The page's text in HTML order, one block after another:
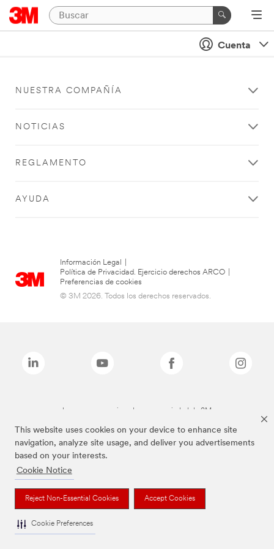
This website uses cookies on your device to enhance site
navigation, analyze site usage, and deliver you advertisements
based on your interests.
Cookie Notice
Reject Non-Essential Cookies Accept Cookies
Cookie Preferences
Cuenta
NUESTRA COMPAÑÍA
NOTICIAS
REGLAMENTO
AYUDA
Información Legal
Política de Privacidad. Ejercicio derechos ARCO
Preferencias de cookies
© 3M 2026. Todos los derechos reservados.
Las marcas mencionadas son propiedad de 3M